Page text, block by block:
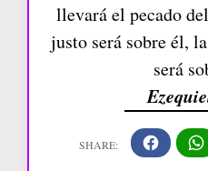
llevará el pecado
justo será sobre él,
será